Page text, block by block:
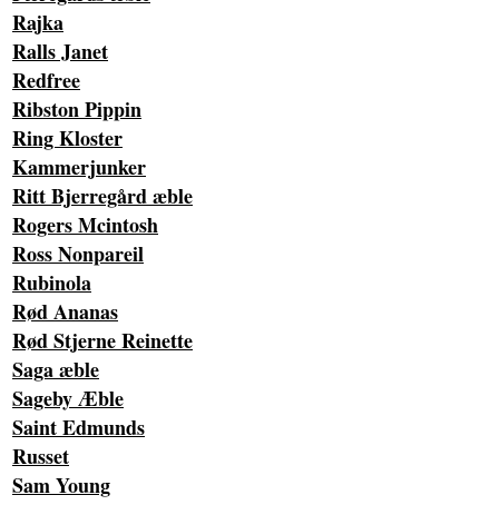
Rajka
Ralls Janet
Redfree
Ribston Pippin
Ring Kloster
Kammerjunker
Ritt Bjerregård æble
Rogers Mcintosh
Ross Nonpareil
Rubinola
Rød Ananas
Rød Stjerne Reinette
Saga æble
Sageby Æble
Saint Edmunds
Russet
Sam Young